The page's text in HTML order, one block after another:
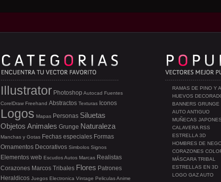
RAMAS DE PINO Y
HUEVOS
BANNERS GRUNGE
AUTO ANTIGUO
MUÑECAS
CALAVERA RSS
ESTRELLA 3D
HOMBRES DE
CORAZONES
MÁSCARA TRIBAL
ESTRELLAS EN 3D
LOGO GAZ AUTO
Illustrator Photoshop Autocad Fuentes
CorelDraw Freehand Abstractos Texturas Iconos
Logos Mapas Personas Siluetas
Objetos Animales Grunge Naturaleza
Manchas y Gotas Fechas especiales Formas
Ornamentos Decorativos Simbolos Signos
Elementos web EscudosAutos Marcas Realistas
Corazones Marcos Tribales Flores Patrones
Heraldicos Juegos Electronica Vintage PeliculasAnime